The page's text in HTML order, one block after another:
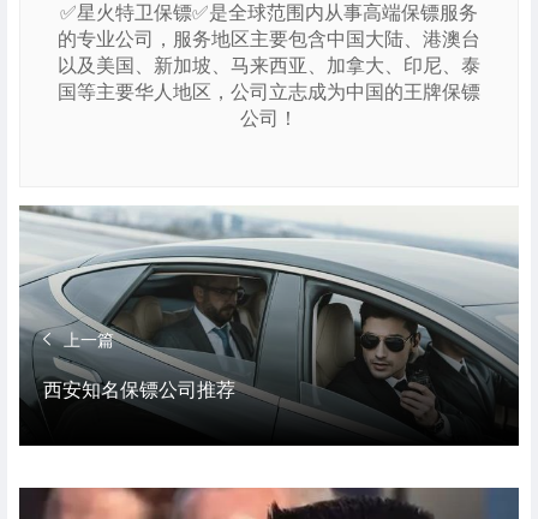
✅星火特卫保镖✅是全球范围内从事高端保镖服务
的专业公司，服务地区主要包含中国大陆、港澳台
以及美国、新加坡、马来西亚、加拿大、印尼、泰
国等主要华人地区，公司立志成为中国的王牌保镖
公司！
上一篇
西安知名保镖公司推荐